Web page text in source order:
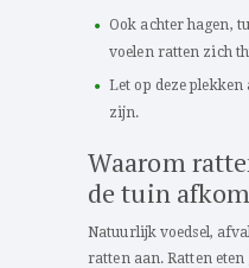
Ook achter hagen,
voelen ratten zich
Let op deze
zijn.
Waarom
de tuin
Natuurlijk voedsel,
ratten aan. Ratten eten